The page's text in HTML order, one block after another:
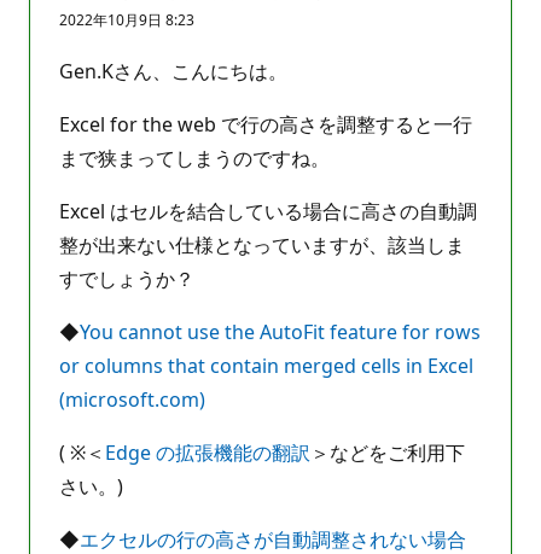
ん
価
の
ン
2022年10月9日 8:23
Gen.Kさん、こんにちは。
Excel for the web で行の高さを調整すると一行
まで狭まってしまうのですね。
Excel はセルを結合している場合に高さの自動調
整が出来ない仕様となっていますが、該当しま
すでしょうか？
◆You cannot use the AutoFit feature for rows
or columns that contain merged cells in Excel
(microsoft.com)
( ※＜ Edge の拡張機能の翻訳 ＞などをご利用下
さい。)
◆エクセルの行の高さが自動調整されない場合